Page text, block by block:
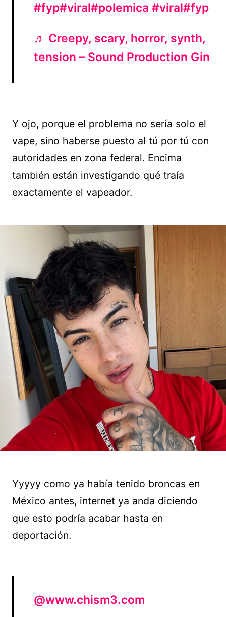
#fyp#viral#polemica #viral#fyp
♬ Creepy, scary, horror, synth,
tension – Sound Production Gin
Y ojo, porque el problema no sería solo el
vape, sino haberse puesto al tú por tú con
autoridades en zona federal. Encima
también están investigando qué traía
exactamente el vapeador.
Yyyyy como ya había tenido broncas en
México antes, internet ya anda diciendo
que esto podría acabar hasta en
deportación.
@www.chism3.com